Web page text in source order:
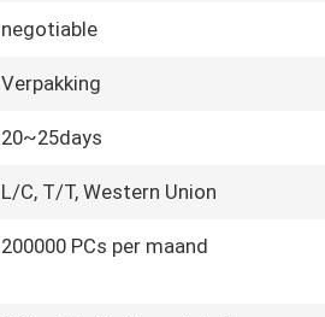
negotiable
Verpakking
20~25days
L/C, T/T, Western Union
200000 PCs per maand